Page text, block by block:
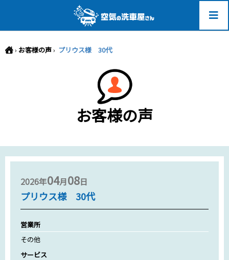
› お客様の声› プリウス様 30代
お客様の声
2026年04月08日
プリウス様 30代
営業所
その他
サービス